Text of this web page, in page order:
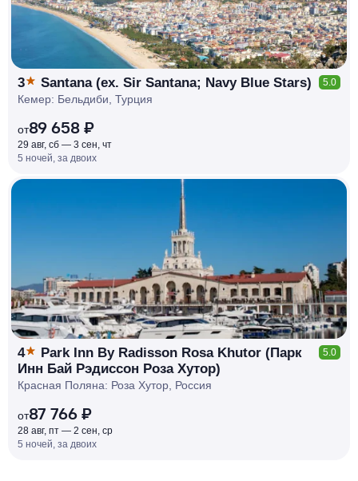
3 Santana (ex. Sir Santana; Navy Blue Stars) 5.0
Кемер: Бельдиби, Турция
от89 658 ₽
29 авг, сб — 3 сен, чт
5 ночей, за двоих
РУБЛЯ
МИ
Д
О 7
4
Park Inn By Radisson Rosa Khutor (Парк
Инн Бай Рэдиссон Роза Хутор)
5.0
Красная Поляна: Роза Хутор, Россия
от87 766 ₽
28 авг, пт — 2 сен, ср
5 ночей, за двоих